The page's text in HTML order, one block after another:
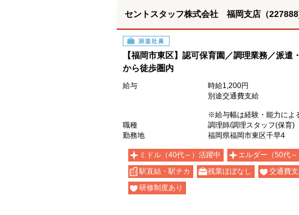
セントスタッフ株式会社 福岡支店（
派遣社員
【福岡市東区】認可保育園／調理業務／派
から徒歩圏内
給与
時給1,200円
別途交通費支給
※給与幅は経験・能力によ
職種
調理師/調理スタッフ(保育)
勤務地
福岡県福岡市東区千早4
ミドル（40代～）活躍中 エルダー（50代
駅直結・駅チカ
残業ほぼなし 交通費
研修制度あり